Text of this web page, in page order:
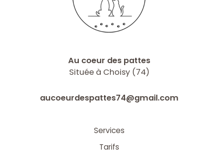
Au coeur des pattes
Située à Choisy (74)
aucoeurdespattes74@gmail.com
Services
Tarifs